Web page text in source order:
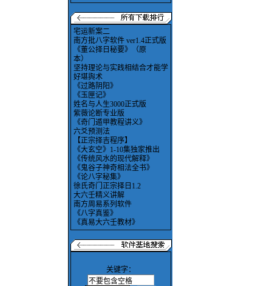
宅运新案二
南方批八字软件 ver1.4正式版
《董公择日秘要》（原
本）
坚持理论与实践相结合才能学
好堪舆术
《过路阴阳》
《玉匣记》
姓名与人生3000正式版
紫薇论断专业版
《奇门遁甲教程讲义》
六爻预测法
【正宗择吉程序】
《大玄空》1-10集独家推出
《传统风水的现代解释》
《鬼谷子神奇相法全书》
《论八字秘集》
徐氏奇门正宗择日1.2
大六壬精义讲解
南方周易系列软件
《八字真鉴》
《真易大六壬教材》
关键字：